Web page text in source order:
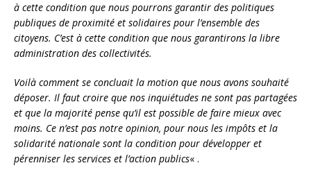
à cette condition que nous pourrons garantir des politiques
publiques de proximité et solidaires pour l’ensemble des
citoyens. C’est à cette condition que nous garantirons la libre
administration des collectivités.
Voilà comment se concluait la motion que nous avons souhaité
déposer. Il faut croire que nos inquiétudes ne sont pas partagées
et que la majorité pense qu’il est possible de faire mieux avec
moins. Ce n’est pas notre opinion, pour nous les impôts et la
solidarité nationale sont la condition pour développer et
pérenniser les services et l’action publics« .